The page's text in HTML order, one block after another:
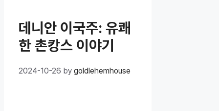
데니안 이국주: 유쾌
한 촌캉스 이야기
2024-10-26 by goldlehemhouse